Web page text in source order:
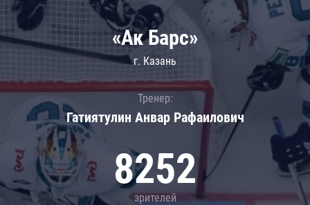
«Ак Барс»
г. Казань
Тренер:
Гатиятулин Анвар Рафаилович
8252
зрителей